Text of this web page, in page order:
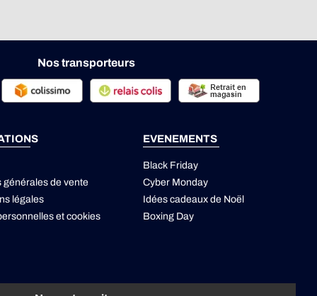
Nos transporteurs
générales de vente
légales
etcookies
EVENEMENTS
Black Friday
Cyber Monday
Idées cadeaux de Noël
Boxing Day